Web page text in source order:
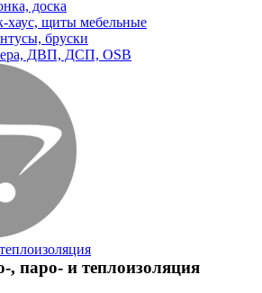
доска
хаус, щиты мебельные
бруски
ДВП, ДСП, OSB
, паро- и теплоизоляция